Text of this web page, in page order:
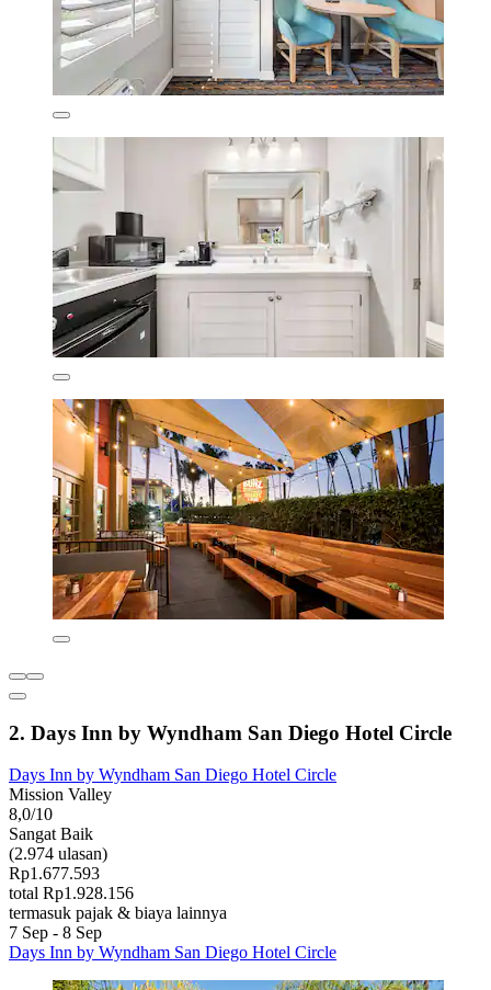
2. Days Inn by Wyndham San Diego Hotel Circle
Days Inn by Wyndham San Diego Hotel Circle
Mission Valley
8,0/10
Sangat Baik
(2.974 ulasan)
Rp1.677.593
total Rp1.928.156
termasuk pajak & biaya lainnya
7 Sep - 8 Sep
Days Inn by Wyndham San Diego Hotel Circle